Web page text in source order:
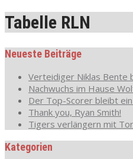
Tabelle RLN
Neueste Beiträge
Verteidiger Niklas Bente
Nachwuchs im Hause
Der Top-Scorer bleibt
Thank you, Ryan Smith!
Tigers verlängern mit
Kategorien